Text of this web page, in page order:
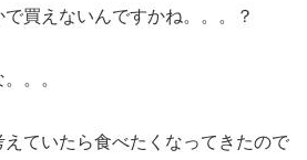
買えないんですかね。。。？
。。
ていたら食べたくなってきたので